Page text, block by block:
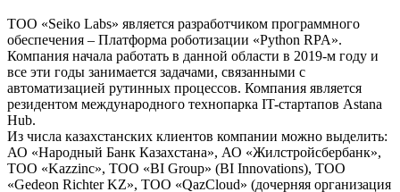
ТОО «Seiko Labs» является разработчиком программного
обеспечения – Платформа роботизации «Python RPA».
Компания начала работать в данной области в 2019-м году и
все эти годы занимается задачами, связанными с
автоматизацией рутинных процессов. Компания является
резидентом международного технопарка IT-стартапов Astana
Hub.
Из числа казахстанских клиентов компании можно выделить:
АО «Народный Банк Казахстана», АО «Жилстройсбербанк»,
ТОО «Kazzinc», ТОО «BI Group» (BI Innovations), ТОО
«Gedeon Richter KZ», ТОО «QazCloud» (дочерняя организация